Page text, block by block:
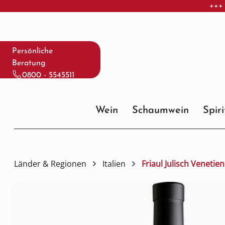
Hauptinhalt springen
Zur Suche springen
Zur Hauptnavigation springen
Persönliche
Beratung
0800 - 5545511
Wein Schaumwein
Länder & Regionen Italien Friaul Julisch Venetien